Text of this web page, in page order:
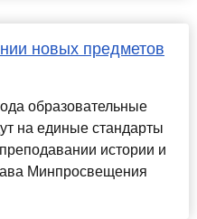
новых предметов
образовательные
на единые стандарты
истории и
Минпросвещения